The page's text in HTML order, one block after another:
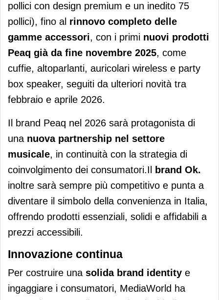
pollici con design premium e un inedito 75
pollici), fino al rinnovo completo delle
gamme accessori, con i primi nuovi prodotti
Peaq già da fine novembre 2025, come
cuffie, altoparlanti, auricolari wireless e party
box speaker, seguiti da ulteriori novità tra
febbraio e aprile 2026.
Il brand Peaq nel 2026 sarà protagonista di
una nuova partnership nel settore
musicale, in continuità con la strategia di
coinvolgimento dei consumatori.Il
brand Ok.
inoltre sarà sempre più competitivo e punta a
diventare il simbolo della convenienza in Italia,
offrendo prodotti essenziali, solidi e affidabili a
prezzi accessibili.
Innovazione continua
Per costruire una solida brand identity e
ingaggiare i consumatori, MediaWorld ha